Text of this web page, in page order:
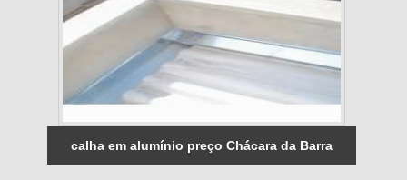
calha em alumínio preço Chácara da Barra